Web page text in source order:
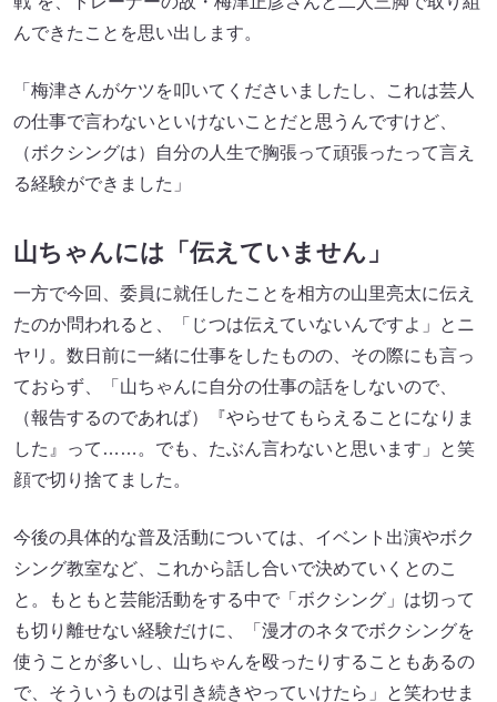
んできたことを思い出します。
「梅津さんがケツを叩いてくださいましたし、これは芸人
の仕事で言わないといけないことだと思うんですけど、
（ボクシングは）自分の人生で胸張って頑張ったって言え
る経験ができました」
山ちゃんには「伝えていません」
一方で今回、委員に就任したことを相方の山里亮太に伝え
たのか問われると、「じつは伝えていないんですよ」とニ
ヤリ。数日前に一緒に仕事をしたものの、その際にも言っ
ておらず、「山ちゃんに自分の仕事の話をしないので、
（報告するのであれば）『やらせてもらえることになりま
した』って……。でも、たぶん言わないと思います」と笑
顔で切り捨てました。
今後の具体的な普及活動については、イベント出演やボク
シング教室など、これから話し合いで決めていくとのこ
と。もともと芸能活動をする中で「ボクシング」は切って
も切り離せない経験だけに、「漫才のネタでボクシングを
使うことが多いし、山ちゃんを殴ったりすることもあるの
で、そういうものは引き続きやっていけたら」と笑わせま